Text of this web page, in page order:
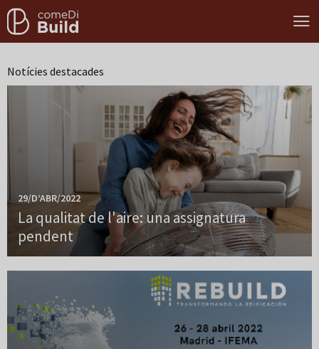
Notícies destacades
29/D’ABR/2022
La qualitat de l'aire: una assignatura
pendent